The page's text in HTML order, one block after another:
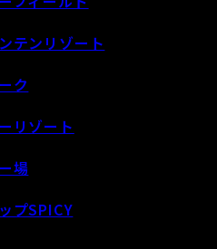
テンリゾート
ク
リゾート
場
プSPICY